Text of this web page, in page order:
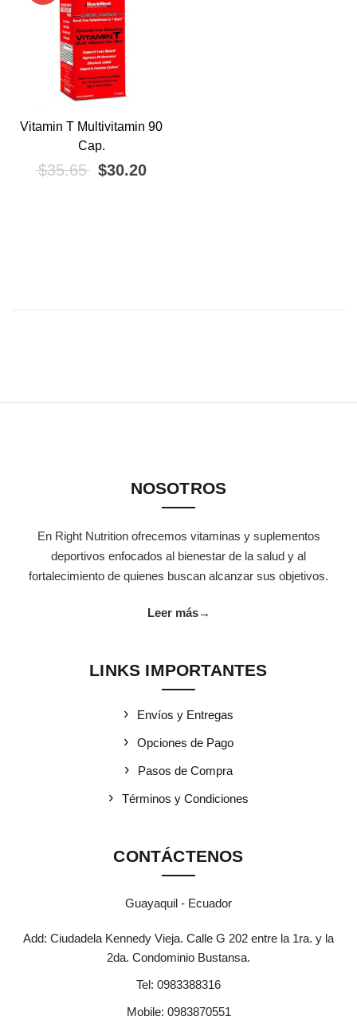
Vitamin T Multivitamin 90
Cap.
$35.65 El precio original era: $35.65.
$30.20El precio actual es: $30.20.
NOSOTROS
En Right Nutrition ofrecemos vitaminas y suplementos
deportivos enfocados al bienestar de la salud y al
fortalecimiento de quienes buscan alcanzar sus objetivos.
Leer más→
LINKS IMPORTANTES
Envíos y Entregas
Opciones de Pago
Pasos de Compra
Términos y Condiciones
CONTÁCTENOS
Guayaquil - Ecuador
Add: Ciudadela Kennedy Vieja. Calle G 202 entre la 1ra. y la
2da. Condominio Bustansa.
Tel: 0983388316
Mobile: 0983870551